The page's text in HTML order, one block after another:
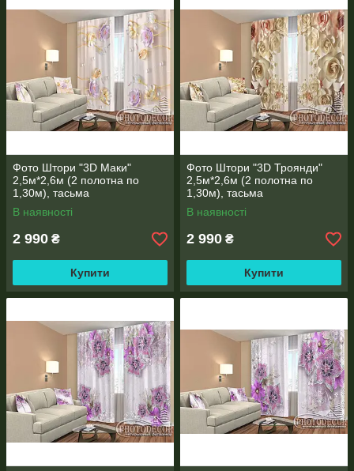
Рекомендації по замірам вікна
ДЛЯ ПРОРАХУНКУ ВАРТОСТІ НАДСИЛАЙТЕ РОЗМІРИ НА
ВАЙБЕР (ВАТСАП) (067)737-20-13 або на електронну
адресу 3d.photodecor@gmail.com
В коментарях вкажіть розміри і всі побажання. Вам
обов'язково зателефонують!
* Увага! Колір і відтінок може відрізнятися, в залежності від
планшета (яскравість, контраст, насиченість), а також
освітлення у Вашому приміщенні.
* При широкоформатному друку допустима похибка у розмірі
±2 см
Фото Штори "3D Маки"
2,5м*2,6м (2 полотна по
1,30м), тасьма
В наявності
2 990 ₴
Купити
Фото Штори "3D Троянди"
2,5м*2,6м (2 полотна по
1,30м), тасьма
В наявності
2 990 ₴
Купити